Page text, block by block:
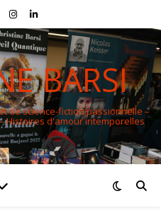
BARSI
de science-fiction passionnelle –
Histoires d'amour intemporelles